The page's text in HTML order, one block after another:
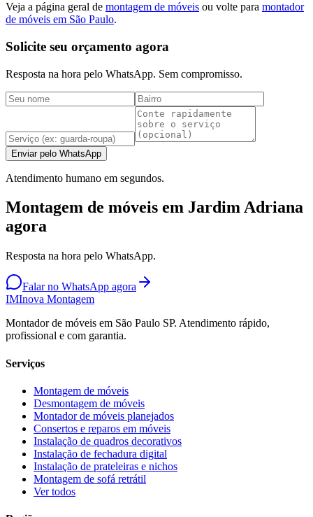
Veja a página geral de montagem de móveis ou volte para montador
de móveis em São Paulo.
Solicite seu orçamento agora
Resposta na hora pelo WhatsApp. Sem compromisso.
Enviar pelo WhatsApp
Atendimento humano em segundos.
Montagem de móveis em Jardim Adriana
agora
Resposta na hora pelo WhatsApp.
Falar no WhatsApp agora
IMInova Montagem
Montador de móveis em São Paulo SP. Atendimento rápido,
profissional e com garantia.
Serviços
Montagem de móveis
Desmontagem de móveis
Montador de móveis planejados
Consertos e reparos em móveis
Instalação de quadros decorativos
Instalação de fechadura digital
Instalação de prateleiras e nichos
Montagem de sofá retrátil
Ver todos